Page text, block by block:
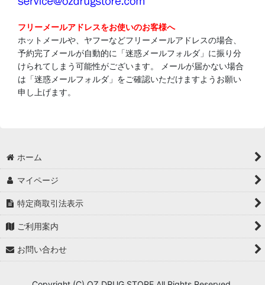
フリーメールアドレスをお使いのお客様へ
ホットメールや、ヤフーなどフリーメールアドレスの場合、
予約完了メールが自動的に「迷惑メールフォルダ」に振り分
けられてしまう可能性がございます。 メールが届かない場合
は「迷惑メールフォルダ」をご確認いただけますようお願い
申し上げます。
ホーム
マイページ
特定商取引法表示
ご利用案内
お問い合わせ